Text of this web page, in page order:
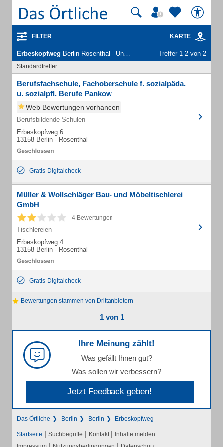
FILTER KARTE
Erbeskopfweg Berlin Rosenthal - Unternehmen und Personen Treffer 1-2 von 2
Standardtreffer
Berufsfachschule, Fachoberschule f. sozialpäda.
u. sozialpfl. Berufe Pankow
Web Bewertungen vorhanden
Berufsbildende Schulen
Erbeskopfweg 6
13158 Berlin - Rosenthal
Gratis-Digitalcheck
Müller & Wollschläger Bau- und Möbeltischlerei
GmbH
4 Bewertungen
Tischlereien
Erbeskopfweg 4
13158 Berlin - Rosenthal
Gratis-Digitalcheck
Bewertungen stammen von Drittanbietern
1 von 1
Ihre Meinung zählt!
Was gefällt Ihnen gut?
Was sollen wir verbessern?
Jetzt Feedback geben!
Das Örtliche Berlin Berlin Erbeskopfweg
Startseite | Suchbegriffe | Kontakt | Inhalte melden